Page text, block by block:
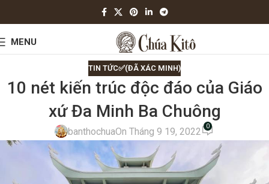
MENU
TIN TỨC✅(ĐÃ XÁC MINH)
10 nét kiến trúc độc đáo của Giáo
xứ Đa Minh Ba Chuông
banthochuaOn Tháng 9 19, 2022 0